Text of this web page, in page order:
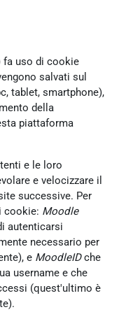
fa uso di cookie
salvati sul
tablet, smartphone),
della
piattaforma
e le loro
e velocizzare il
successive. Per
cookie: Moodle
autenticarsi
necessario per
e MoodleIDche
username e che
(quest'ultimo è